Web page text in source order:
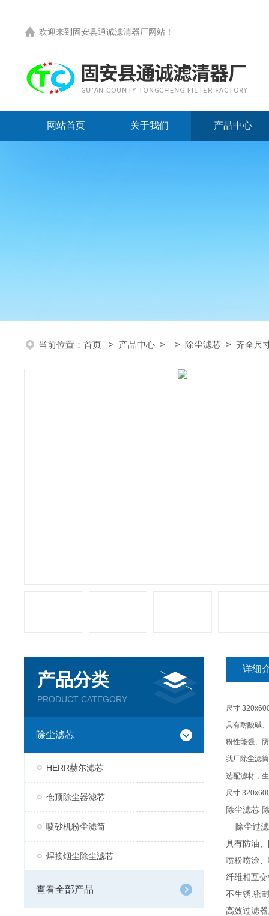
欢迎来到 固安县通诚滤清器厂网站 ！
网站首页 关于我们 产品中心
当前位置： 首页 > 产品中心 > > 除尘滤芯 > 齐全尺
产品分类
PRODUCT CATEGORY
除尘滤芯
HERR赫尔滤芯
仓顶除尘器滤芯
喷砂机粉尘滤筒
焊接烟尘除尘滤芯
查看全部产品
详细
尺寸
具有耐酸碱
粉性能强、
我厂除尘滤
选配滤材，
尺寸
除尘滤芯
除尘过滤
具有防油
喷粉喷涂
纤维相互
不生锈.密
高效过滤